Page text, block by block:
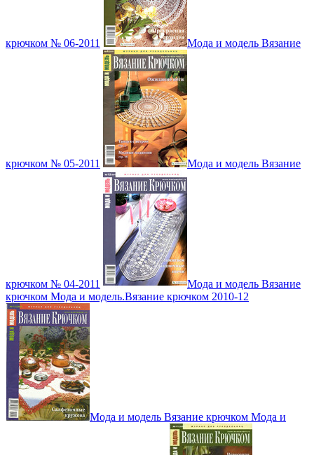
крючком № 06-2011 Мода и модель Вязание
крючком № 05-2011 Мода и модель Вязание
крючком № 04-2011
Мода и модель Вязание
крючком Мода и модель.Вязание крючком 2010-12
Мода и модель Вязание крючком Мода и